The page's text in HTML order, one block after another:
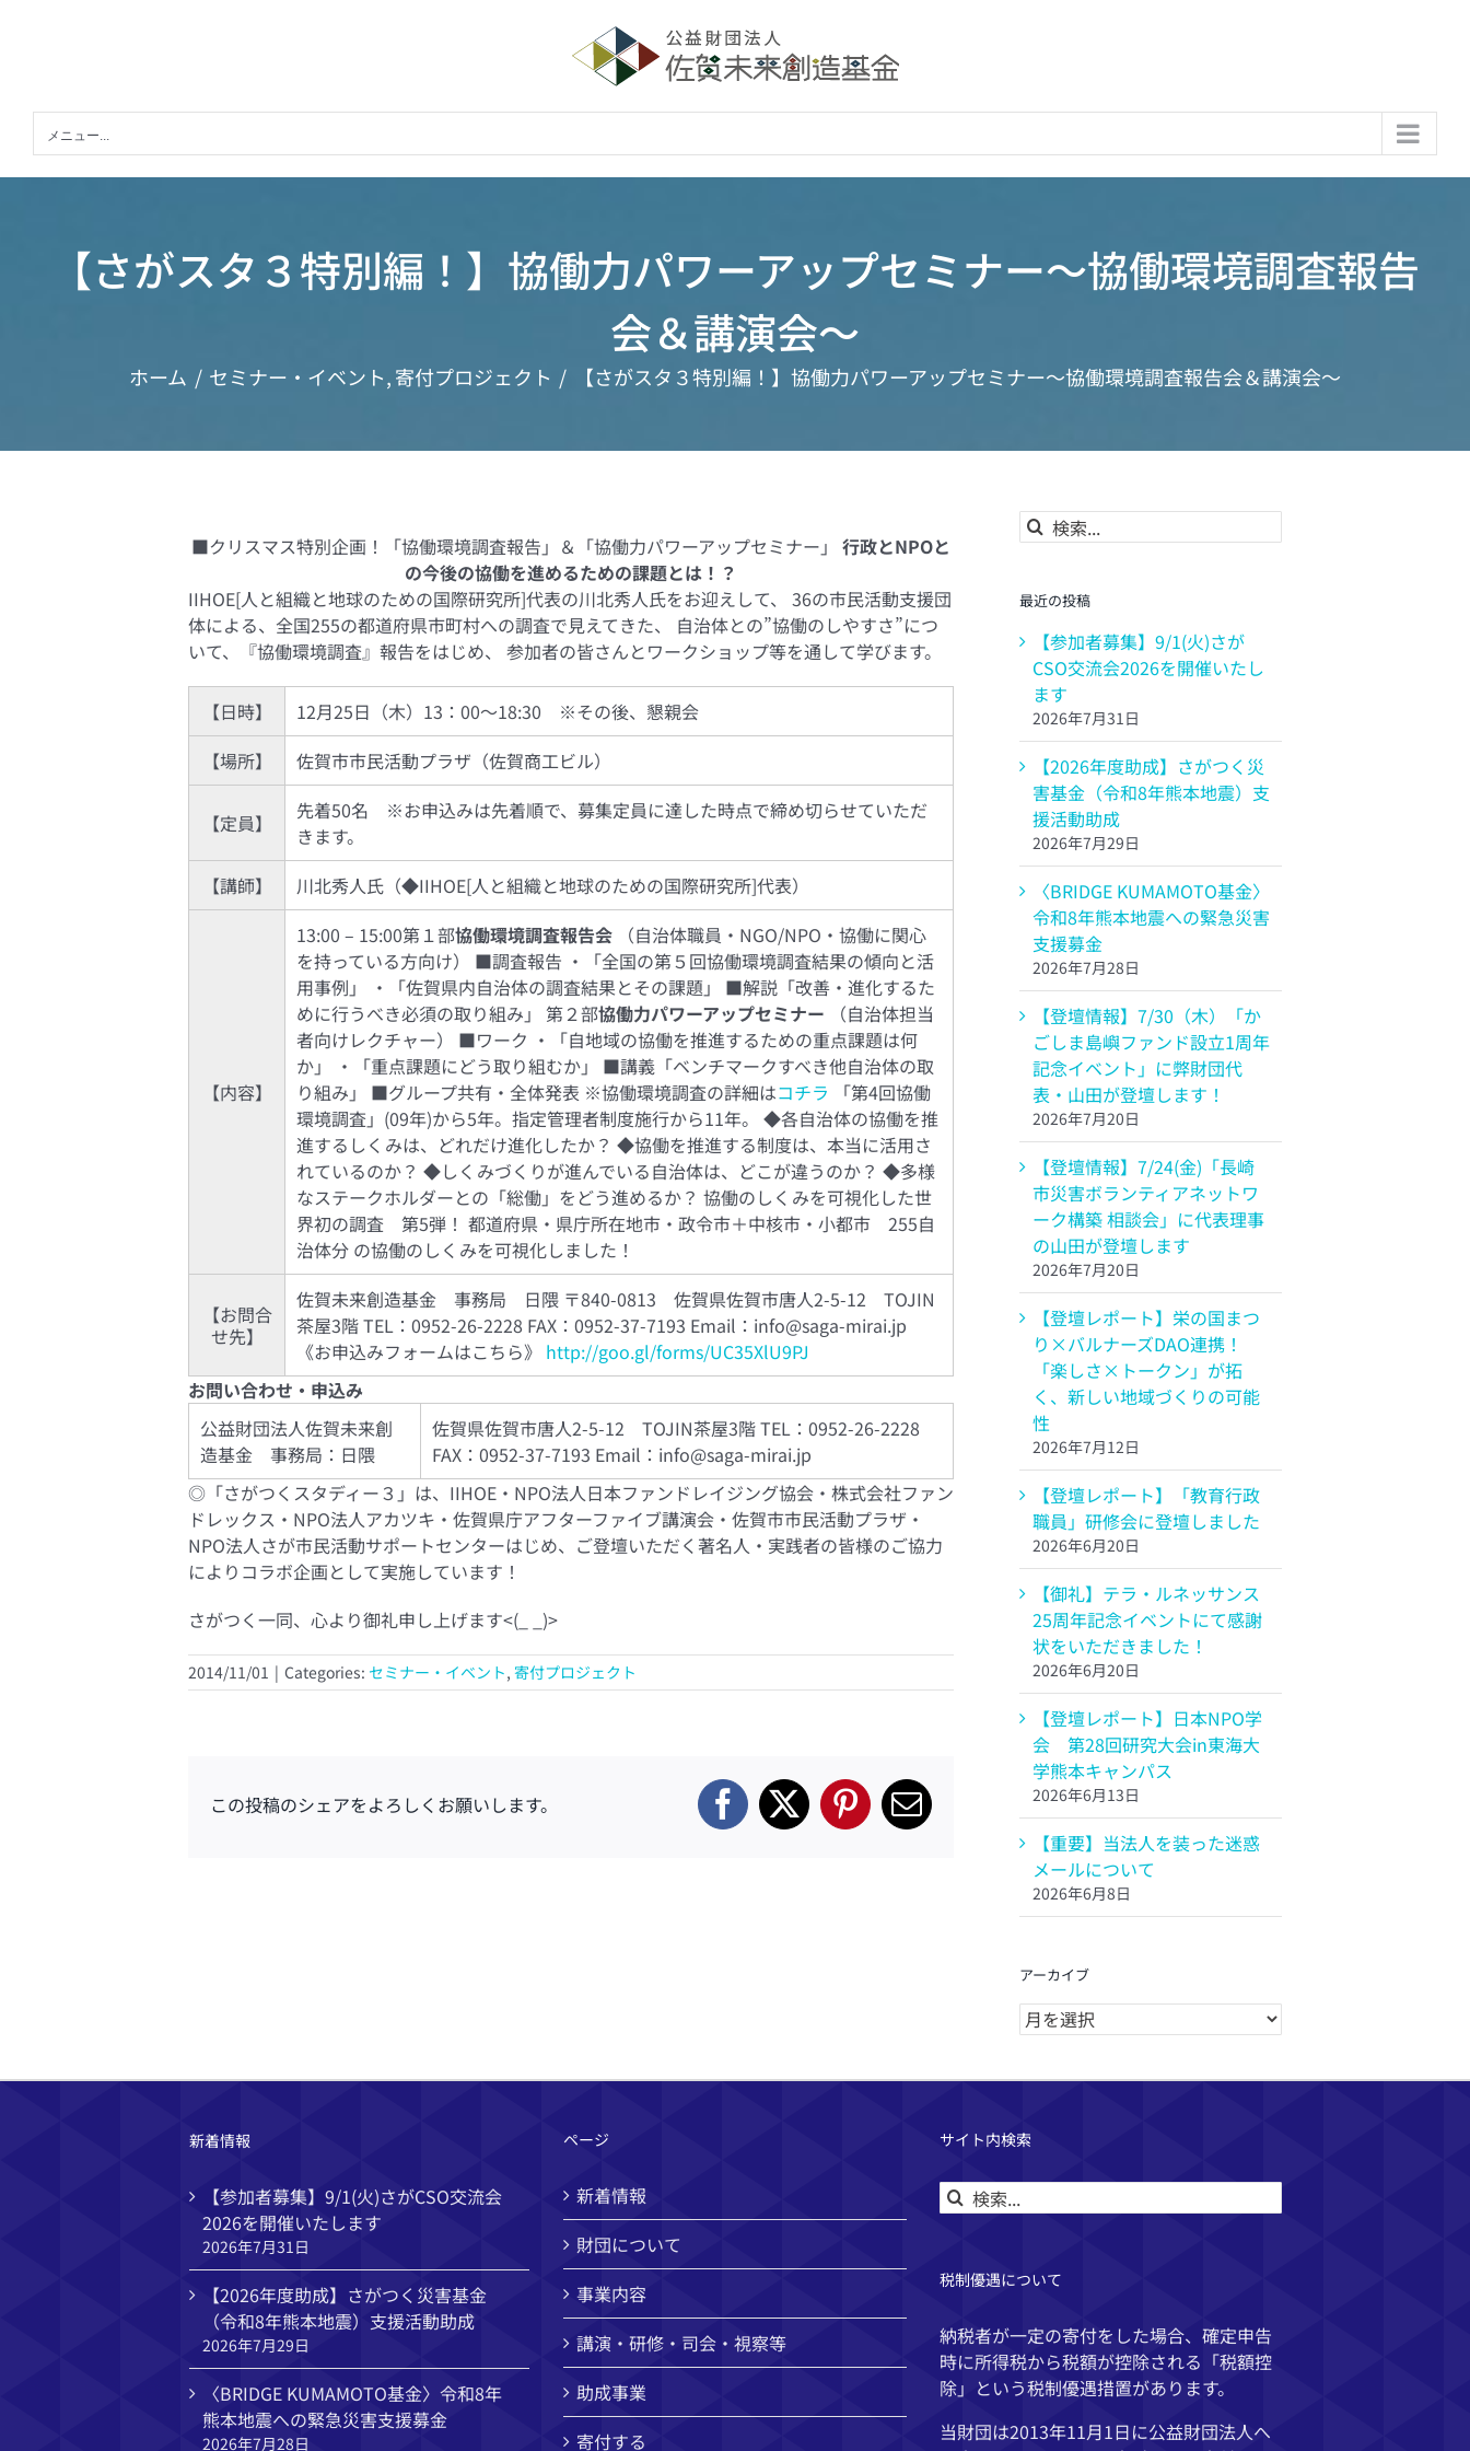
メニュー...
【さがスタ３特別編！】協働力パワーアップセミナー～協働環境調査報告
会＆講演会～
ホーム セミナー・イベント 寄付プロジェクト 【さがスタ３特別編！】協働力パワーアップセミナー～協働環境調査報告会＆講演会～
■クリスマス特別企画！「協働環境調査報告」＆「協働力パワーアップセミナー」 行政とNPOと
の今後の協働を進めるための課題とは！？
IIHOE[人と組織と地球のための国際研究所]代表の川北秀人氏をお迎えして、 36の市民活動支援団
体による、全国255の都道府県市町村への調査で見えてきた、 自治体との”協働のしやすさ”につ
いて、『協働環境調査』報告をはじめ、 参加者の皆さんとワークショップ等を通して学びます。
【日時】
12月25日（木）13：00～18:30 ※その後、懇親会
【場所】
佐賀市市民活動プラザ（佐賀商工ビル）
【定員】
先着50名 ※お申込みは先着順で、募集定員に達した時点で締め切らせていただ
きます。
【講師】
川北秀人氏（◆IIHOE[人と組織と地球のための国際研究所]代表）
【内容】
13:00 – 15:00第１部協働環境調査報告会 （自治体職員・NGO/NPO・協働に関心
を持っている方向け） ■調査報告 ・「全国の第５回協働環境調査結果の傾向と活
用事例」 ・「佐賀県内自治体の調査結果とその課題」 ■解説「改善・進化するた
めに行うべき必須の取り組み」 第２部協働力パワーアップセミナー （自治体担当
者向けレクチャー） ■ワーク ・「自地域の協働を推進するための重点課題は何
か」 ・「重点課題にどう取り組むか」 ■講義「ベンチマークすべき他自治体の取
り組み」 ■グループ共有・全体発表 ※協働環境調査の詳細はコチラ 「第4回協働
環境調査」(09年)から5年。指定管理者制度施行から11年。 ◆各自治体の協働を推
進するしくみは、どれだけ進化したか？ ◆協働を推進する制度は、本当に活用さ
れているのか？ ◆しくみづくりが進んでいる自治体は、どこが違うのか？ ◆多様
なステークホルダーとの「総働」をどう進めるか？ 協働のしくみを可視化した世
界初の調査 第5弾！ 都道府県・県庁所在地市・政令市＋中核市・小都市 255自
治体分 の協働のしくみを可視化しました！
【お問合
せ先】
佐賀未来創造基金 事務局 日隈 〒840-0813 佐賀県佐賀市唐人2-5-12 TOJIN
茶屋3階 TEL：0952-26-2228 FAX：0952-37-7193 Email：info@saga-mirai.jp
《お申込みフォームはこちら》 http://goo.gl/forms/UC35XlU9PJ
お問い合わせ・申込み
公益財団法人佐賀未来創
造基金 事務局：日隈
佐賀県佐賀市唐人2-5-12 TOJIN茶屋3階 TEL：0952-26-2228
FAX：0952-37-7193 Email：info@saga-mirai.jp
◎「さがつくスタディー３」は、IIHOE・NPO法人日本ファンドレイジング協会・株式会社ファン
ドレックス・NPO法人アカツキ・佐賀県庁アフターファイブ講演会・佐賀市市民活動プラザ・
NPO法人さが市民活動サポートセンターはじめ、ご登壇いただく著名人・実践者の皆様のご協力
によりコラボ企画として実施しています！
さがつく一同、心より御礼申し上げます<(_ _)>
2014/11/01 | Categories: セミナー・イベント, 寄付プロジェクト
この投稿のシェアをよろしくお願いします。 Facebook
X Pinterest
電
検
索
最近の投稿
【参加者募集】9/1(火)さが
CSO交流会2026を開催いたし
ます
2026年7月31日
【2026年度助成】さがつく災
害基金（令和8年熊本地震）支
援活動助成
2026年7月29日
〈BRIDGE KUMAMOTO基金〉
令和8年熊本地震への緊急災害
支援募金
2026年7月28日
【登壇情報】7/30（木）「か
ごしま島嶼ファンド設立1周年
記念イベント」に弊財団代
表・山田が登壇します！
2026年7月20日
【登壇情報】7/24(金)「長崎
市災害ボランティアネットワ
ーク構築 相談会」に代表理事
の山田が登壇します
2026年7月20日
【登壇レポート】栄の国まつ
り×バルナーズDAO連携！
「楽しさ×トークン」が拓
く、新しい地域づくりの可能
性
2026年7月12日
【登壇レポート】「教育行政
職員」研修会に登壇しました
2026年6月20日
【御礼】テラ・ルネッサンス
25周年記念イベントにて感謝
状をいただきました！
2026年6月20日
【登壇レポート】日本NPO学
会 第28回研究大会in東海大
学熊本キャンパス
2026年6月13日
【重要】当法人を装った迷惑
メールについて
2026年6月8日
アーカイブ
ア
ー
新着情報
【参加者募集】9/1(火)さがCSO交流会
2026を開催いたします
2026年7月31日
【2026年度助成】さがつく災害基金
（令和8年熊本地震）支援活動助成
2026年7月29日
〈BRIDGE KUMAMOTO基金〉令和8年
熊本地震への緊急災害支援募金
2026年7月28日
ページ
新着情報
財団について
事業内容
講演・研修・司会・視察等
助成事業
寄付する
サイト内検索
検
索
税制優遇について
納税者が一定の寄付をした場合、確定申告
時に所得税から税額が控除される「税額控
除」という税制優遇措置があります。
当財団は2013年11月1日に公益財団法人へ